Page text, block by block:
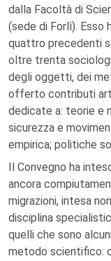
dalla Facoltà di
(sede di Forlì). Esso
quattro precedenti
oltre trenta
degli oggetti, dei
offerto contributi
dedicate a: teorie e
sicurezza e
empirica; politiche
Il Convegno ha
ancora
migrazioni, intesa
disciplina
quelli che sono
metodo scientifico: